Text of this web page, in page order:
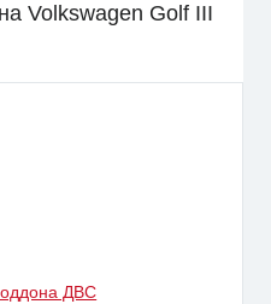
Volkswagen Golf III
ДВС